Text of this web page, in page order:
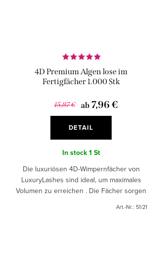
4D Premium Algen lose im
Fertigfächer 1.000 Stk
15,87 € ab 7,96 €
DETAIL
In stock1 St
Die luxuriösen 4D-Wimpernfächer von
LuxuryLashes sind ideal, um maximales
Volumen zu erreichen . Die Fächer sorgen
Art.-Nr.: 51/21